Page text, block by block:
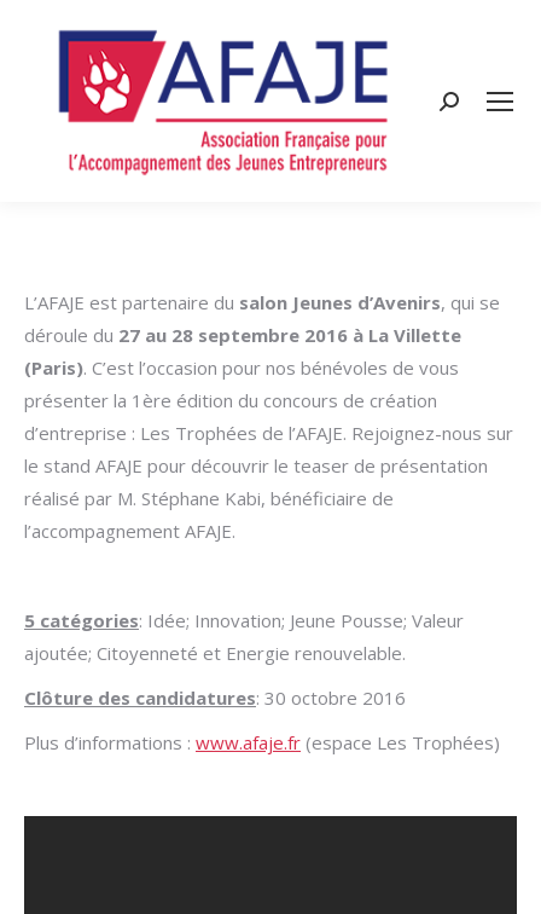
Search:
L’AFAJE est partenaire du salon Jeunes d’Avenirs, qui se
déroule du 27 au 28 septembre 2016 à La Villette
(Paris). C’est l’occasion pour nos bénévoles de vous
présenter la 1ère édition du concours de création
d’entreprise : Les Trophées de l’AFAJE. Rejoignez-nous sur
le stand AFAJE pour découvrir le teaser de présentation
réalisé par M. Stéphane Kabi, bénéficiaire de
l’accompagnement AFAJE.
5 catégories: Idée; Innovation; Jeune Pousse; Valeur
ajoutée; Citoyenneté et Energie renouvelable.
Clôture des candidatures: 30 octobre 2016
Plus d’informations : www.afaje.fr (espace Les Trophées)